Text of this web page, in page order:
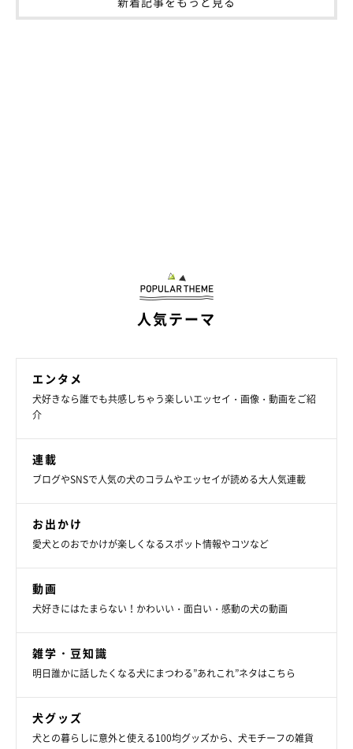
人気テーマ
エンタメ
犬好きなら誰でも共感しちゃう楽しいエッセイ・画像・動画をご紹
介
連載
ブログやSNSで人気の犬のコラムやエッセイが読める大人気連載
お出かけ
愛犬とのおでかけが楽しくなるスポット情報やコツなど
動画
犬好きにはたまらない！かわいい・面白い・感動の犬の動画
雑学・豆知識
明日誰かに話したくなる犬にまつわる”あれこれ”ネタはこちら
犬グッズ
犬との暮らしに意外と使える100均グッズから、犬モチーフの雑貨